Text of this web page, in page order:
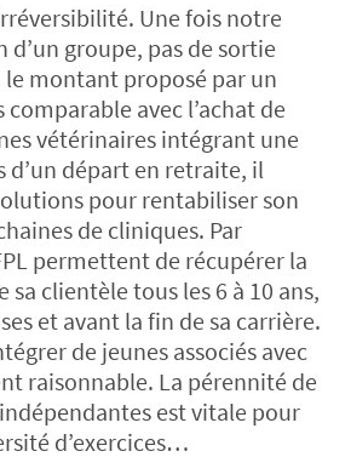
Une fois notre
d’un groupe, pas de sortie
le montant proposé par un
comparable avec l’achat de
vétérinaires intégrant une
départ en retraite, il
pour rentabiliser son
de cliniques. Par
permettent de récupérer la
clientèle tous les 6 à 10 ans,
et avant la fin de sa carrière.
de jeunes associés avec
raisonnable. La pérennité de
est vitale pour
d’exercices…